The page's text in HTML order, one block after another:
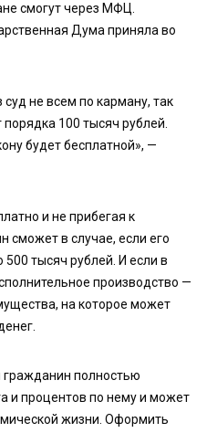
смогут через МФЦ.
Дума приняла во
не всем по карману, так
100 тысяч рублей.
будет бесплатной», —
и не прибегая к
сможет в случае, если его
500 тысяч рублей. И если в
производство —
на которое может
полностью
и процентов по нему и может
жизни. Оформить